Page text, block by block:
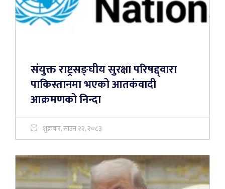
संयुक्त राष्ट्रसङ्घीय सुरक्षा परिषद्द्वारा
पाकिस्तानमा भएको आतकंवादी
आक्रमणको निन्दा
शुक्रबार, साउन २२, २०८३